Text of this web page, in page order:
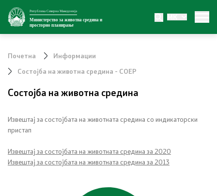
Република Северна Македонија
Министерство за животна средина и
просторно планирање
MK
Министерство
Внатрешна организација
Сектори
Органи во состав
Почетна
Информации
Состојба на животна средина - СОЕР
Состојба на животна средина
Извештај за состојбата на животната средина со индикаторски
пристап
Извештај за состојбата на животната средина за 2020
Извештај за состојбата на животната средина за 2013